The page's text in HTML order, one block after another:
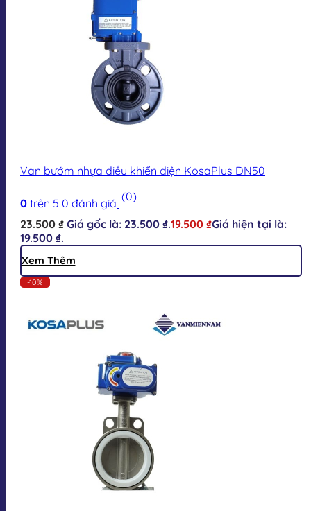
Van bướm nhựa điều khiển điện KosaPlus DN50
0 trên 5 0 đánh giá (0)
23.500₫ Giá gốc là: 23.500 ₫.19.500 ₫Giá hiện tại là:
19.500 ₫.
Xem Thêm
-10%